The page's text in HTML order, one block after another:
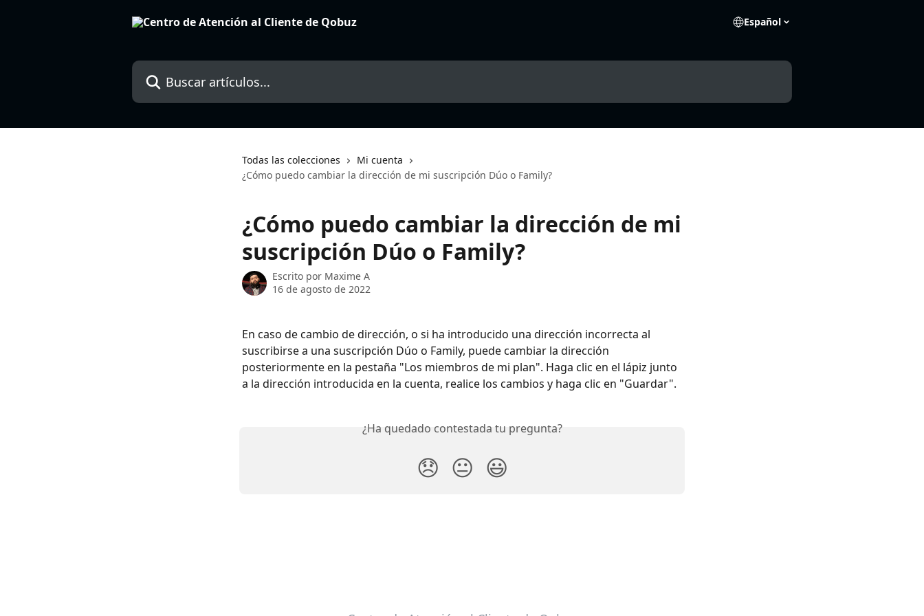
Español
Buscar artículos...
Todas las colecciones
Mi cuenta
¿Cómo puedo cambiar la dirección de mi suscripción Dúo o Family?
¿Cómo puedo cambiar la dirección de mi
suscripción Dúo o Family?
Escrito por Maxime A
16 de agosto de 2022
En caso de cambio de dirección, o si ha introducido una dirección incorrecta al
suscribirse a una suscripción Dúo o Family, puede cambiar la dirección
posteriormente en la pestaña "Los miembros de mi plan". Haga clic en el lápiz junto
a la dirección introducida en la cuenta, realice los cambios y haga clic en "Guardar".
¿Ha quedado contestada tu pregunta?
😞 😐 😃